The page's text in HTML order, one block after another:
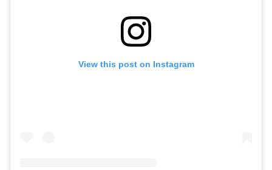
View this post on Instagram